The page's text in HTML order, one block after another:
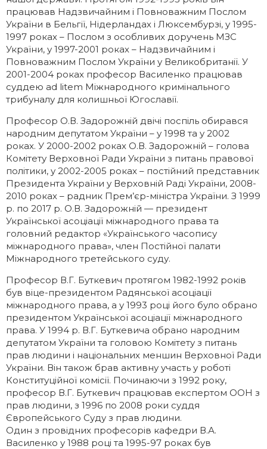
працював Надзвичайним і Повноважним Послом
України в Бельгії, Нідерландах і Люксембурзі, у 1995-
1997 роках – Послом з особливих доручень МЗС
України, у 1997-2001 роках – Надзвичайним і
Повноважним Послом України у Великобританії. У
2001-2004 роках професор Василенко працював
суддею ad litem Міжнародного кримінального
трибуналу для колишньої Югославії.
Професор О.В. Задорожній двічі поспіль обирався
народним депутатом України – у 1998 та у 2002
роках. У 2000-2002 роках О.В. Задорожній – голова
Комітету Верховної Ради України з питань правової
політики, у 2002-2005 роках – постійний представник
Президента України у Верховній Раді України, 2008-
2010 роках – радник Прем’єр-міністра України. З 1999
р. по 2017 р. О.В. Задорожній — президент
Української асоціації міжнародного права та
головний редактор «Українського часопису
міжнародного права», член Постійної палати
Міжнародного третейського суду.
Професор В.Г. Буткевич протягом 1982-1992 років
був віце-президентом Радянської асоціації
міжнародного права, а у 1993 році його було обрано
президентом Української асоціації міжнародного
права. У 1994 р. В.Г. Буткевича обрано народним
депутатом України та головою Комітету з питань
прав людини і національних меншин Верховної Ради
України. Він також брав активну участь у роботі
Конституційної комісії. Починаючи з 1992 року,
професор В.Г. Буткевич працював експертом ООН з
прав людини, з 1996 по 2008 роки суддя
Європейського Суду з прав людини.
Один з провідних професорів кафедри В.А.
Василенко у 1988 році та 1995-97 роках був